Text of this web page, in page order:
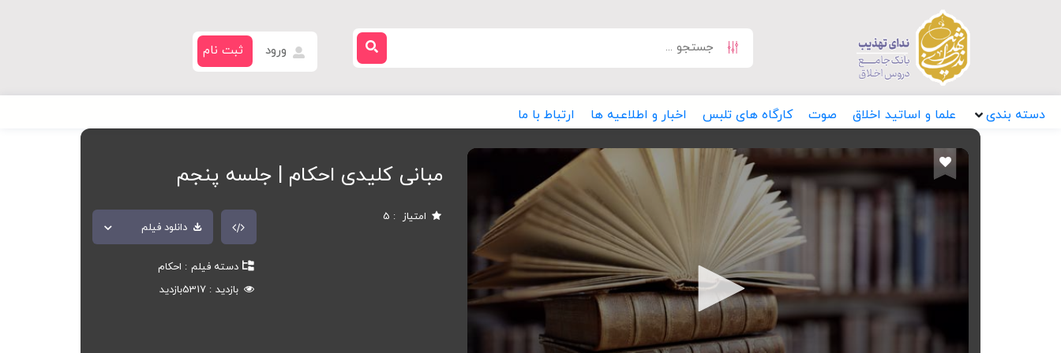
ورود ثبت نام
دسته بندی علما و اساتید اخلاق صوت کارگاه های تلبس اخبار و اطلاعیه ها ارتباط با ما
مبانی کلیدی احکام | جلسه پنجم
امتیاز 5
دانلود فیلم
دسته فیلم
احکام
بازدید
5317بازدید